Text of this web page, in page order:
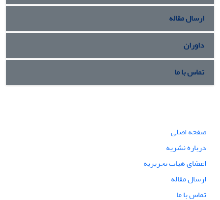
ارسال مقاله
داوران
تماس با ما
صفحه اصلی
درباره نشریه
اعضای هیات تحریریه
ارسال مقاله
تماس با ما